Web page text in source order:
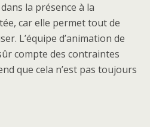
la présence à la
car elle permet tout de
L’équipe d’animation de
compte des contraintes
que cela n’est pas toujours